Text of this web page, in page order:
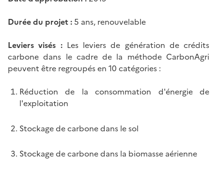
Durée du projet : 5 ans, renouvelable
Leviers visés :Les leviers de génération de crédits
carbone dans le cadre de la méthode CarbonAgri
peuvent être regroupés en 10 catégories :
Réduction de la consommation d'énergie de
l'exploitation
Stockage de carbone dans le sol
Stockage de carbone dans la biomasse aérienne